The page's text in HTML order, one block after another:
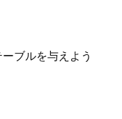
ブルを与えよう